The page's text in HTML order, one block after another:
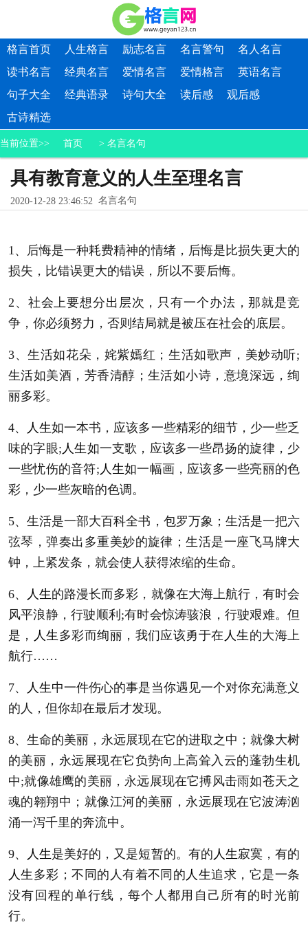
格言首页 人生格言 励志名言 名言警句
名人名言
读书名言
经典名言 爱情名言 爱情格言
英语名言
句子大全
经典语录 诗句大全 读后感
观后感
古诗精选
当前位置>> 首页 > 名言名句
具有教育意义的人生至理名言
2020-12-28 23:46:52 名言名句
1、后悔是一种耗费精神的情绪，后悔是比损失更大的
损失，比错误更大的错误，所以不要后悔。
2、社会上要想分出层次，只有一个办法，那就是竞
争，你必须努力，否则结局就是被压在社会的底层。
3、生活如花朵，姹紫嫣红；生活如歌声，美妙动听;
生活如美酒，芳香清醇；生活如小诗，意境深远，绚
丽多彩。
4、 人生如一本书，应该多一些精彩的细节，少一些乏
味的字眼; 人生如一支歌，应该多一些昂扬的旋律，少
一些忧伤的音符; 人生如一幅画，应该多一些亮丽的色
彩，少一些灰暗的色调。
5、生活是一部大百科全书，包罗万象；生活是一把六
弦琴，弹奏出多重美妙的旋律；生活是一座飞马牌大
钟，上紧发条，就会使人获得浓缩的生命。
6、 人生的路漫长而多彩，就像在大海上航行，有时会
风平浪静，行驶顺利;有时会惊涛骇浪，行驶艰难。但
是， 人生 多彩而绚丽，我们应该勇于在 人生 的大海上
航行……
7、 人生中一件伤心的事是当你遇见一个对你充满意义
的人，但你却在最后才发现。
8、生命的美丽，永远展现在它的进取之中；就像大树
的美丽，永远展现在它负势向上高耸入云的蓬勃生机
中;就像雄鹰的美丽，永远展现在它搏风击雨如苍天之
魂的翱翔中；就像江河的美丽，永远展现在它波涛汹
涌一泻千里的奔流中。
9、 人生是美好的，又是短暂的。有的 人生寂寞，有的
人生 多彩；不同的人有着不同的 人生追求，它是一条
没有回程的单行线，每个人都用自己所有的时光前
行。